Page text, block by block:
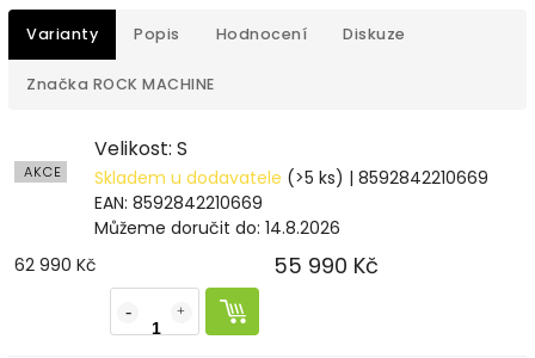
Varianty Popis Hodnocení Diskuze
Značka ROCK MACHINE
AKCE
Velikost: S
Skladem u dodavatele (>5 ks) | 8592842210669
EAN: 8592842210669
Můžeme doručit do: 14.8.2026
62 990 Kč
55 990 Kč